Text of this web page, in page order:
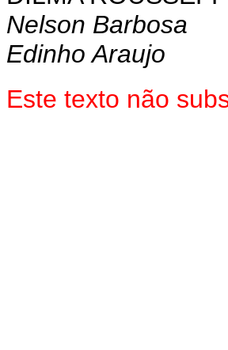
Nelson Barbosa
Edinho Araujo
Este texto não